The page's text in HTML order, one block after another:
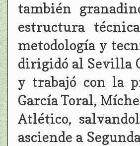
también
estructura
metodología y
dirigidó al Sevilla
y trabajó con la
García Toral,
Atlético,
asciende a